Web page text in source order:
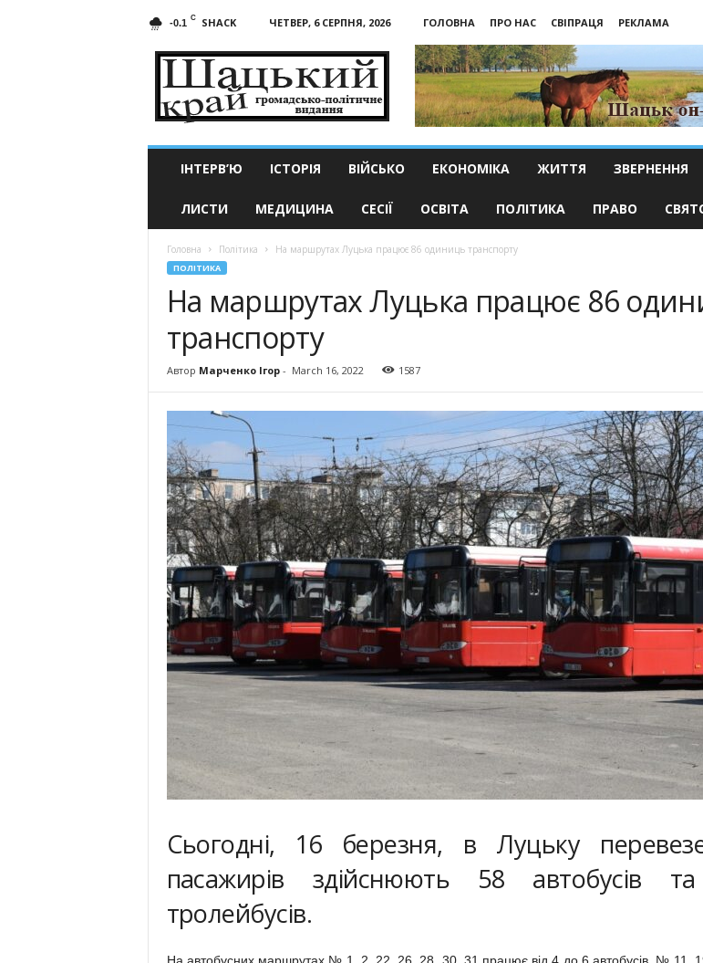
-0.1 C SHACK ЧЕТВЕР, 6 СЕРПНЯ, 2026 ГОЛОВНА ПРО НАС СВІПРАЦЯ
РЕКЛАМА
край
ІНТЕРВ’Ю ІСТОРІЯ ВІЙСЬКО ЕКОНОМІКА ЖИТТЯ ЗВЕРНЕННЯ
ЛИСТИ МЕДИЦИНА СЕСІЇ ОСВІТА ПОЛІТИКА ПРАВО
Головна Політика На маршрутах Луцька працює 86 одиниць транспорту
ПОЛІТИКА
На маршрутах Луцька працює 86
транспорту
Автор Марченко Ігор- March 16, 2022 1587
Сьогодні, 16 березня, в Луцьку
пасажирів здійснюють 58 автобусів
тролейбусів.